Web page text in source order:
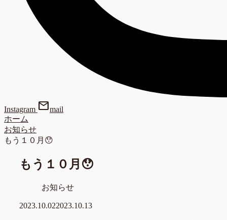
Instagram mailmail
ホーム
お知らせ
もう１０月😯
もう１０月😯
お知らせ
2023.10.022023.10.13